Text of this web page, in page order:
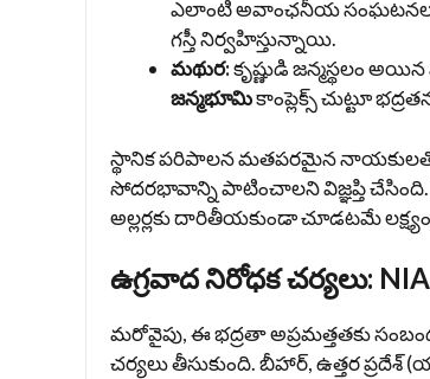
ఎలాంటి అవాంఛనీయ సంఘటనలు
గస్తీ నిర్వహిస్తున్నాయి.
మథుర:కృష్ణుడి జన్మస్థలం
జన్మభూమికాంప్లెక్స్ చుట్టూ
స్థానిక పరిపాలన మతపరమైన
సోదరభావాన్ని పాటించాలని విజ్ఞప్తి చేసింది.
అల్లర్లకు దారితీయకుండా చూడటమే
ఉగ్రవాద నిరోధక చర్యలు: NIA
మరోవైపు, ఈ భద్రతా అప్రమత్తతకు
చర్యలు తీసుకుంది. బీహార్, ఉత్తర